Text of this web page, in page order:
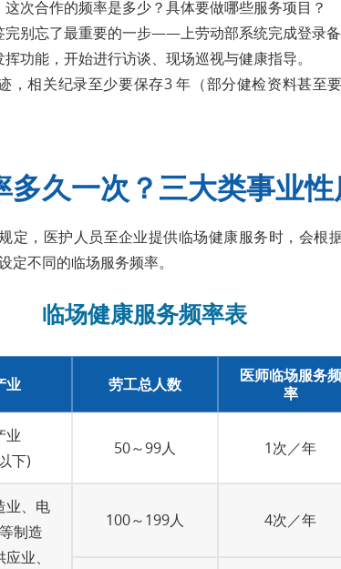
次合作的频率是多少？具体要做哪些服务项目？
完别忘了最重要的一步——上劳动部系统完成登录备
功能，开始进行访谈、现场巡视与健康指导。
，相关纪录至少要保存3 年（部分健检资料甚至
久一次？三大类事业性
定，医护人员至企业提供临场健康服务时，会根
不同的临场服务频率。
临场健康服务频率表
业 劳工总人数
医师临场服务频
率
业
下)
50～99人 1次／年
业、电
制造
业、
100～199人 4次／年